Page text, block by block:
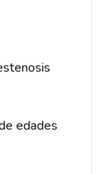
edades